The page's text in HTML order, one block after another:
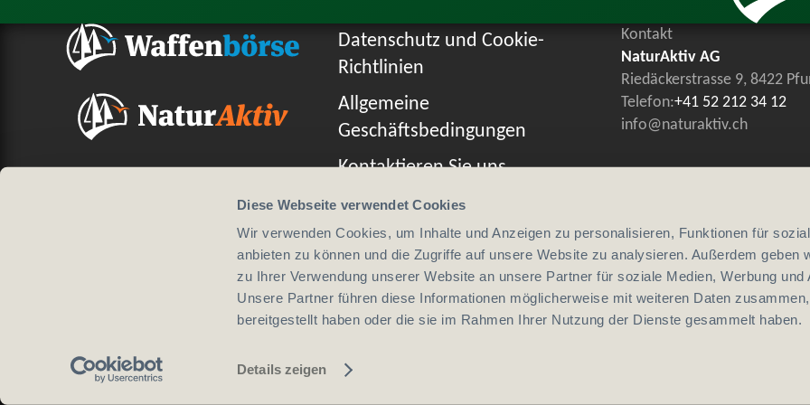
Diese Webseite verwendet Cookies
Wir verwenden Cookies, um Inhalte und Anzeigen zu personalisieren, Funktionen für
anbieten zu können und die Zugriffe auf unsere Website zu analysieren. Außerdem geben
zu Ihrer Verwendung unserer Website an unsere Partner für soziale Medien, Werbung und
Unsere Partner führen diese Informationen möglicherweise mit weiteren Daten
bereitgestellt haben oder die sie im Rahmen Ihrer Nutzung der Dienste gesammelt haben.
Details zeigen
Datenschutz und Cookie-
Richtlinien
Allgemeine
Geschäftsbedingungen
Kontaktieren Sie uns
Kontakt
NaturAktiv AG
Riedäckerstrasse 9, 8422
Telefon:+41 52 212 34 12
info@naturaktiv.ch
Design von